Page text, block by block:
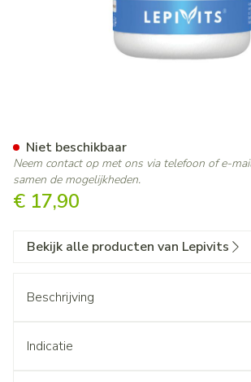
€ 17,90
Niet beschikbaar
Neem contact op met ons via telefoon of e-
samen de mogelijkheden.
Bekijk alle producten van Lepivits
Beschrijving
Indicatie